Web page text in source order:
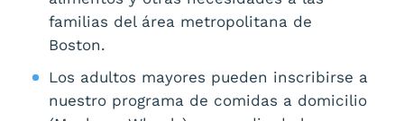
familias del área metropolitana de
Boston.
Los adultos mayores pueden inscribirse a
nuestro programa de comidas a domicilio